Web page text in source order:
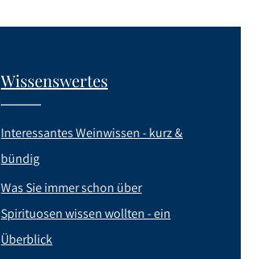
Wissenswertes
Interessantes Weinwissen - kurz &
bündig
Was Sie immer schon über
Spirituosen wissen wollten - ein
Überblick